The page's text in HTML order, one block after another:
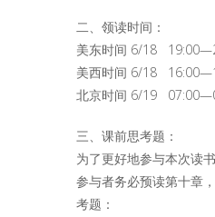
二、领读时间：
美东时间 6/18
美西时间 6/18
北京时间 6/19
三、课前思考题：
为了更好地参与本次读
参与者务必预读第十章
考题：